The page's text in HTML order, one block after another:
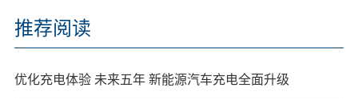
推荐阅读
优化充电体验 未来五年 新能源汽车充电全面升级